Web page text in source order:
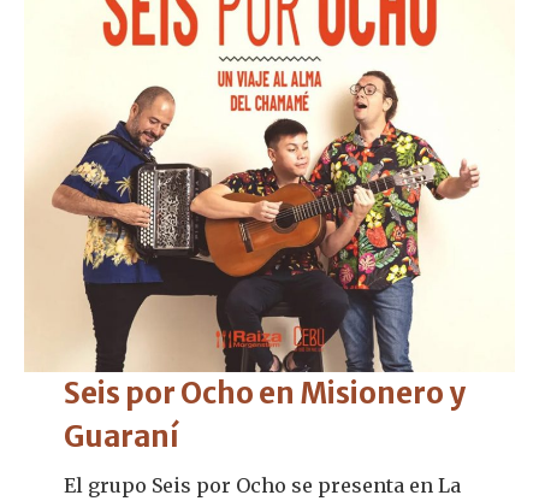
Seis por Ocho en Misionero y
Guaraní
El grupo Seis por Ocho se presenta en La